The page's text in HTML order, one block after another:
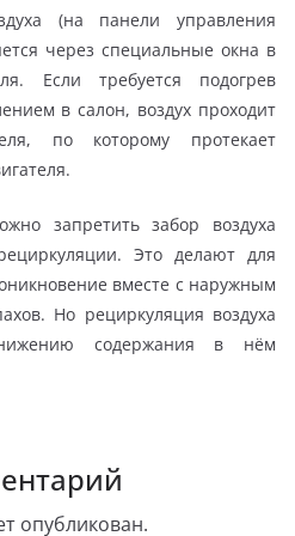
(на панели управления
через специальные окна в
Если требуется подогрев
в салон, воздух проходит
по которому протекает
запретить забор воздуха
Это делают для
вместе с наружным
Но рециркуляция воздуха
содержания в нём
опубликован.